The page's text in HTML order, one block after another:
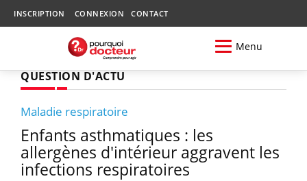
INSCRIPTION CONNEXION CONTACT
Menu
QUESTION D'ACTU
Maladie respiratoire
Enfants asthmatiques : les
allergènes d'intérieur aggravent les
infections respiratoires